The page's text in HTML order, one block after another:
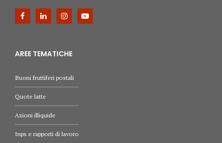
AREE TEMATICHE
Buoni fruttiferi postali
Quote latte
Azioni illiquide
Inps e rapporti di lavoro